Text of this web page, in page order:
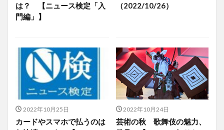
は？ 【ニュース検定「入
門編」】
（2022/10/26）
2022年10月25日
カードやスマホで払うのは
2022年10月24日
芸術の秋 歌舞伎の魅力、